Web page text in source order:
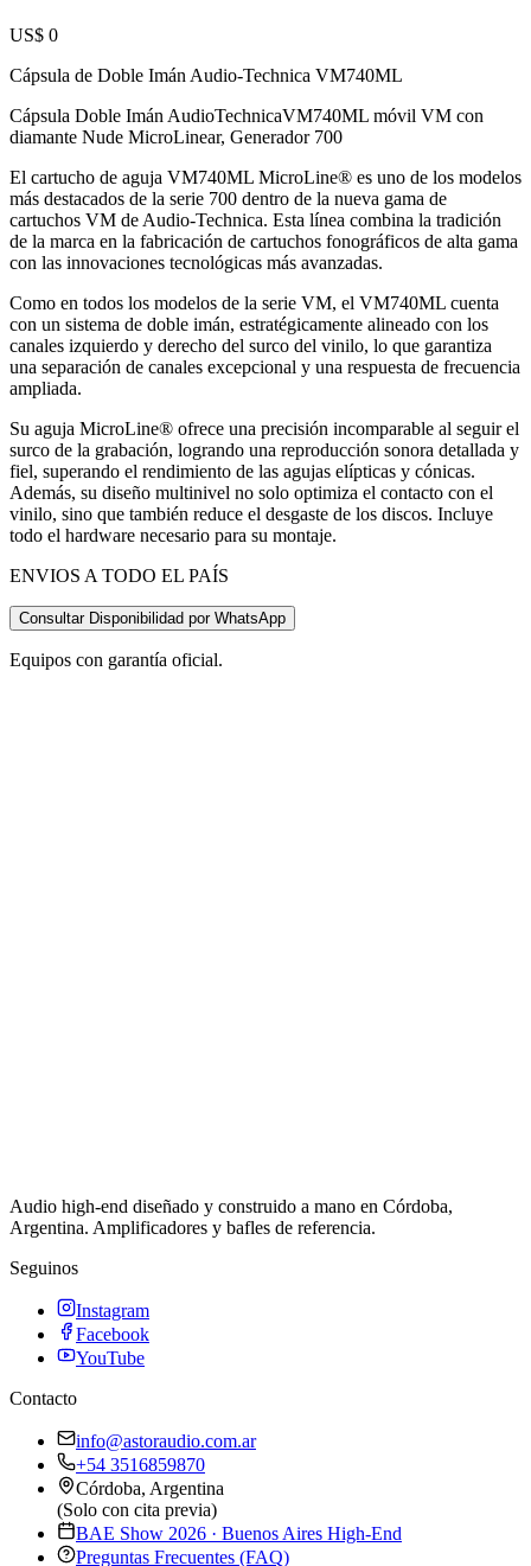
US$ 0
Cápsula de Doble Imán Audio-Technica VM740ML
Cápsula Doble Imán AudioTechnicaVM740ML móvil VM con
diamante Nude MicroLinear, Generador 700
El cartucho de aguja VM740ML MicroLine® es uno de los modelos
más destacados de la serie 700 dentro de la nueva gama de
cartuchos VM de Audio-Technica. Esta línea combina la tradición
de la marca en la fabricación de cartuchos fonográficos de alta gama
con las innovaciones tecnológicas más avanzadas.
Como en todos los modelos de la serie VM, el VM740ML cuenta
con un sistema de doble imán, estratégicamente alineado con los
canales izquierdo y derecho del surco del vinilo, lo que garantiza
una separación de canales excepcional y una respuesta de frecuencia
ampliada.
Su aguja MicroLine® ofrece una precisión incomparable al seguir el
surco de la grabación, logrando una reproducción sonora detallada y
fiel, superando el rendimiento de las agujas elípticas y cónicas.
Además, su diseño multinivel no solo optimiza el contacto con el
vinilo, sino que también reduce el desgaste de los discos. Incluye
todo el hardware necesario para su montaje.
ENVIOS A TODO EL PAÍS
Consultar Disponibilidad por WhatsApp
Equipos con garantía oficial.
Audio high-end diseñado y construido a mano en Córdoba,
Argentina. Amplificadores y bafles de referencia.
Seguinos
Instagram
Facebook
YouTube
Contacto
info@astoraudio.com.ar
+54 3516859870
Córdoba, Argentina
(Solo con cita previa)
BAE Show 2026 · Buenos Aires High-End
Preguntas Frecuentes (FAQ)